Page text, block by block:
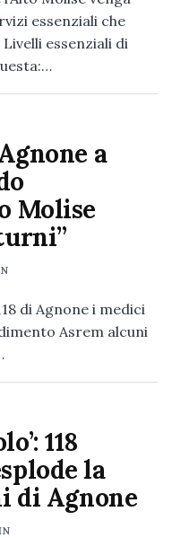
essenziali che
essenziali di
a
Molise
di Agnone i medici
Asrem alcuni
118
la
di Agnone